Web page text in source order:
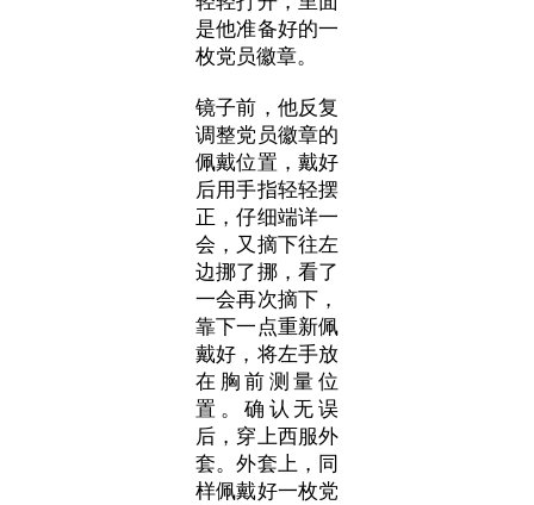
是他准备好的一
枚党员徽章。
镜子前，他反复
调整党员徽章的
佩戴位置，戴好
后用手指轻轻摆
正，仔细端详一
会，又摘下往左
边挪了挪，看了
一会再次摘下，
靠下一点重新佩
戴好，将左手放
在胸前测量位
置。确认无误
后，穿上西服外
套。外套上，同
样佩戴好一枚党